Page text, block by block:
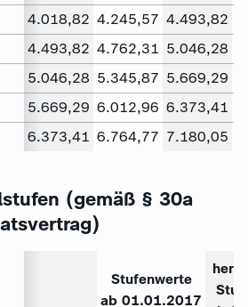
4.018,82 4.245,57 4.493,82
4.493,82 4.762,31 5.046,28
5.046,28 5.345,87 5.669,29
5.669,29 6.012,96 6.373,41
6.373,41 6.764,77 7.180,05
(gemäß § 30a
Stufenwerte
ab 01.01.2017